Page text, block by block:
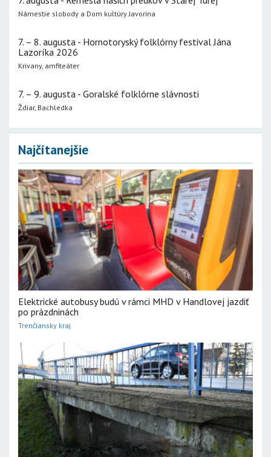
Námestie slobody a Dom kultúry Javorina
7. – 8. augusta - Hornotoryský folklórny festival Jána
Lazoríka 2026
Krivany, amfiteáter
7. – 9. augusta - Goralské folklórne slávnosti
Ždiar, Bachledka
Najčítanejšie
Elektrické autobusy budú v rámci MHD v Handlovej jazdiť
po prázdninách
Trenčiansky kraj